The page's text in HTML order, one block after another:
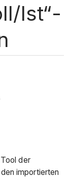
Ist“-
der
importierten